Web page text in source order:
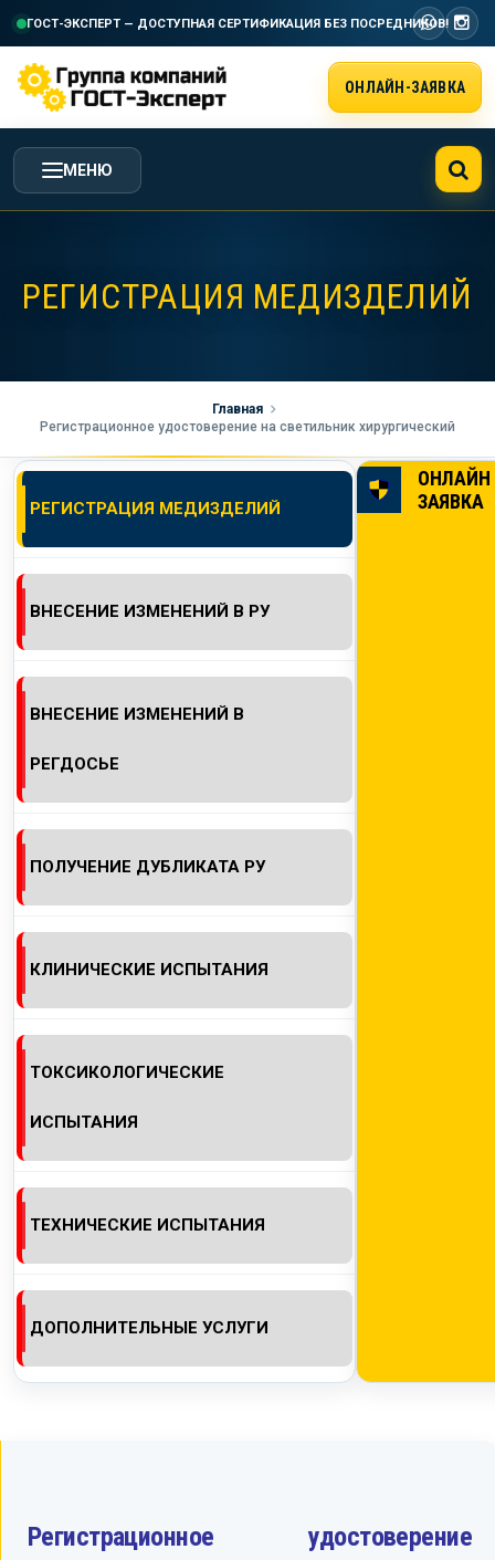
ГОСТ-ЭКСПЕРТ — ДОСТУПНАЯ СЕРТИФИКАЦИЯ БЕЗ ПОСРЕДНИКОВ!
ОНЛАЙН-ЗАЯВКА
МЕНЮ
УСЛУГИ ГК ГОСТ-ЭКСПЕРТ
СТОИМОСТЬ РАБОТ
НАША КОМПАНИЯ
КОНТАКТЫ
РЕГИСТРАЦИЯ МЕДИЗДЕЛИЙ
Главная
Регистрационное удостоверение на светильник хирургический
РЕГИСТРАЦИЯ МЕДИЗДЕЛИЙ
ВНЕСЕНИЕ ИЗМЕНЕНИЙ В РУ
ВНЕСЕНИЕ ИЗМЕНЕНИЙ В
РЕГДОСЬЕ
ПОЛУЧЕНИЕ ДУБЛИКАТА РУ
КЛИНИЧЕСКИЕ ИСПЫТАНИЯ
ТОКСИКОЛОГИЧЕСКИЕ
ИСПЫТАНИЯ
ТЕХНИЧЕСКИЕ ИСПЫТАНИЯ
ДОПОЛНИТЕЛЬНЫЕ УСЛУГИ
ОНЛАЙН
ЗАЯВКА
Регистрационное удостоверение